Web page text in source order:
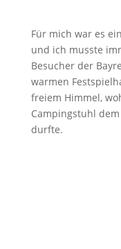
Für mich war es
und ich musste
Besucher der
warmen
freiem Himmel,
Campingstuhl
durfte.